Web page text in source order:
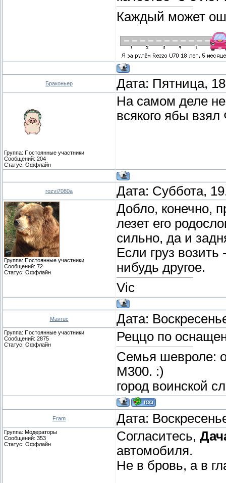
Каждый может
Браконьер Дата: Пятница,
Группа: Постоянные участники
Сообщений: 204
Статус: Оффлайн
На самом деле не
всякого ябы
rozvi7080a Дата: Суббота,
Группа: Постоянные участники
Сообщений: 72
Статус: Оффлайн
Добло, конечно,
лезет его
сильно, да и
Если груз
нибудь другое.
Vic
Mavruc Дата:
Группа: Постоянные участники
Сообщений: 2875
Статус: Оффлайн
Реццо по
Семья шевроле:
М300. :)
город воинской
Fram Дата:
Группа: Модераторы
Сообщений: 353
Статус: Оффлайн
Согласитесь,
автомобиля.
Не в бровь, а в